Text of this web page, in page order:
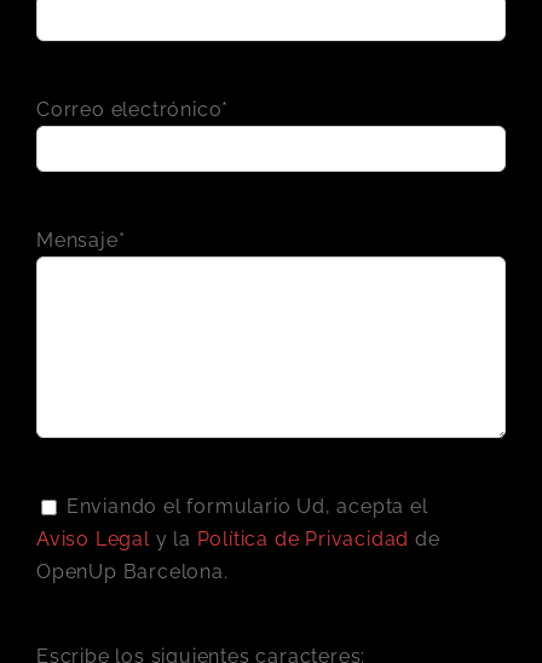
Correo electrónico*
Mensaje*
Enviando el formulario Ud, acepta el
Aviso Legaly la Política de Privacidad de
OpenUp Barcelona.
Escribe los siguientes caracteres: